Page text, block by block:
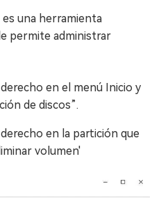
es una herramienta
permite administrar
en el menú Inicio y
de discos”.
en la partición que
volumen'